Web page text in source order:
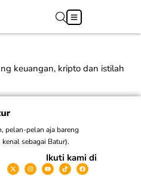
keuangan, kripto dan istilah
pelan-pelan aja bareng
sebagai Batur).
Ikuti kami di